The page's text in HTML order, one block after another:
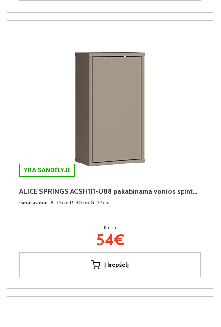
YRA SANDĖLYJE
ALICE SPRINGS ACSH111-U88 pakabinama vonios spintelė
Išmatavimai: A: 72cm P: 40cm G: 24cm
Kaina:
54€
Į krepšelį